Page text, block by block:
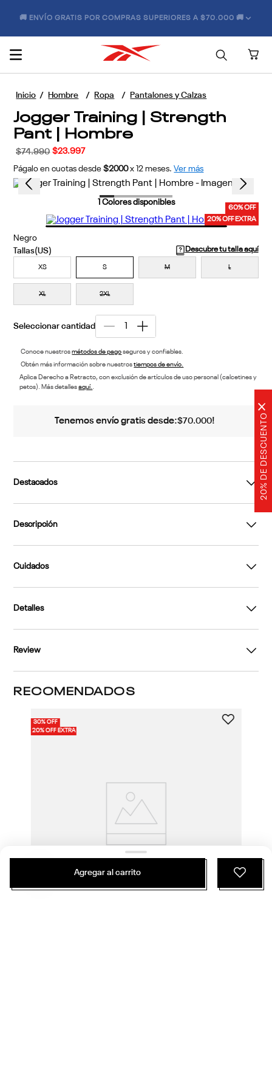
20% DE DESCUENTO
×
🚚 ENVÍO GRATIS POR COMPRAS SUPERIORES A $70.000 🚚
Hombre Ropa Pantalones y Calzas
Jogger Training | Strength
Pant | Hombre
$74.990 $23.997
Págalo en cuotas desde $2000 x 12 meses. Ver más
60% OFF
20% OFF EXTRA
Colores disponibles
Negro
Descubre tu talla aquí
XS S M L
XL 2XL
Conoce nuestrosmétodos de pagoseguros y confiables.
Obtén más información sobre nuestrostiempos de envío.
Aplica Derecho a Retracto, con exclusión de artículos de uso personal (calcetines y
petos). Más detallesaquí..
Tenemos envío gratis desde:$70.000!
Destacados
Descripción
Cuidados
Detalles
Review
RECOMENDADOS
30% OFF
20% OFF EXTRA
Agregar al carrito